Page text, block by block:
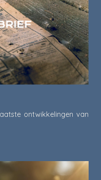
ontwikkelingen van